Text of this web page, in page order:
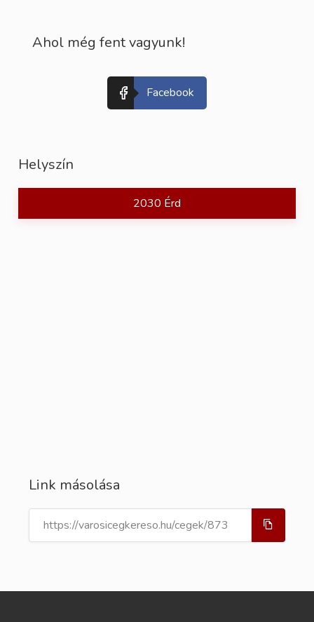
Ahol még fent vagyunk!
Facebook
Helyszín
2030 Érd
Link másolása